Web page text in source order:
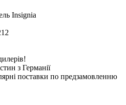
Insignia
з Германії
поставки по предзамовленню